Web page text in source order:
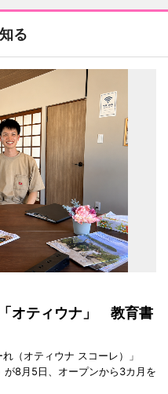
る
オティウナ」 教育書
（オティウナ スコーレ）」
が8月5日、オープンから3カ月を